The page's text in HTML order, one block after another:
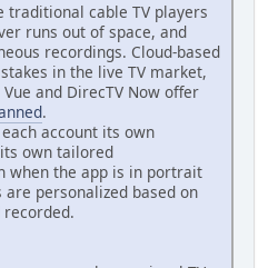
traditional cable TV players
runs out of space, and
recordings. Cloud-based
in the live TV market,
Vue and DirecTV Now offer
.
account its own
own tailored
when the app is in portrait
are personalized based on